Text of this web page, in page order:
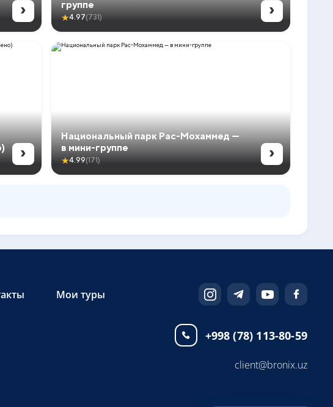
›
группе
★4.97(731) ›
›
Национальный парк Рас-Мохаммед —
в мини-группе
★4.99(171) ›
Мои туры
+998 (78) 113-80-59
client@bronix.uz